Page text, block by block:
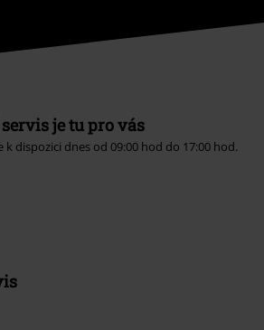
je tu pro vás
k dispozici dnes od 09:00 hod do 17:00 hod.